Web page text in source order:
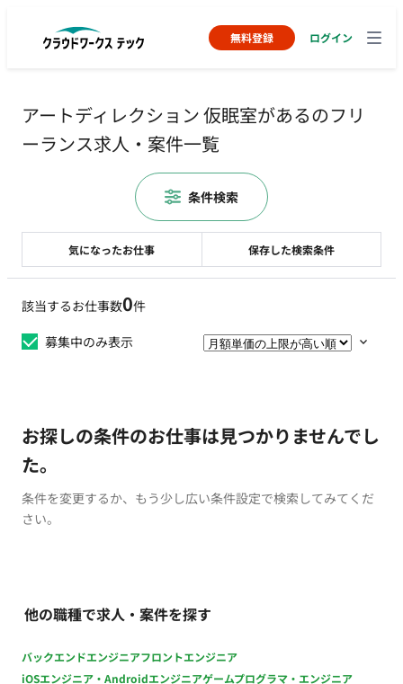
無料登録 ログイン
アートディレクション 仮眠室があるのフリ
ーランス求人・案件一覧
該当するお仕事数0件
募集中のみ表示
お探しの条件のお仕事は見つかりませんでし
た。
条件を変更するか、もう少し広い条件設定で検索してみてくだ
さい。
他の職種で求人・案件を探す
バックエンドエンジニアフロントエンジニア
iOSエンジニア・Androidエンジニアゲームプログラマ・エンジニア
気になったお仕事 保存した検索条件
条件検索